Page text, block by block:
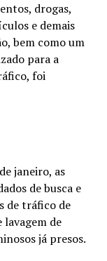
drogas,
e demais
bem como um
para a
foi
janeiro, as
de busca e
de tráfico de
lavagem de
já presos.